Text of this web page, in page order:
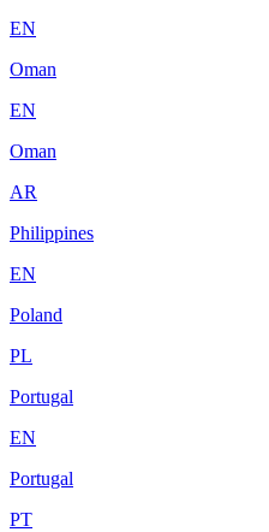
EN
Oman
EN
Oman
AR
Philippines
EN
Poland
PL
Portugal
EN
Portugal
PT